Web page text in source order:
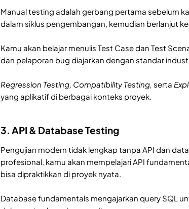
Manual testing adalah gerbang pertama sebelum
dalam siklus pengembangan, kemudian berlanjut
Kamu akan belajar menulis Test Case dan Test
dan pelaporan bug diajarkan dengan standar
Regression Testing, Compatibility Testing, serta
yang aplikatif di berbagai konteks proyek.
3. API & Database Testing
Pengujian modern tidak lengkap tanpa API dan
profesional. kamu akan mempelajari API
bisa dipraktikkan di proyek nyata.
Database fundamentals mengajarkan query SQL